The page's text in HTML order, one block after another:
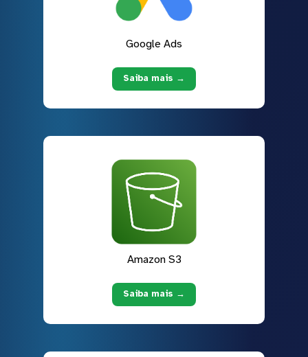
Google Ads
Saiba mais →
Amazon S3
Saiba mais →